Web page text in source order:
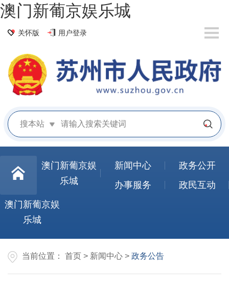
澳门新葡京娱乐城
关怀版 用户登录
搜本站
澳门新葡京娱
乐城
新闻中心
政务公开
办事服务
政民互动
澳门新葡京娱
乐城
当前位置： 首页 > 新闻中心 > 政务公告